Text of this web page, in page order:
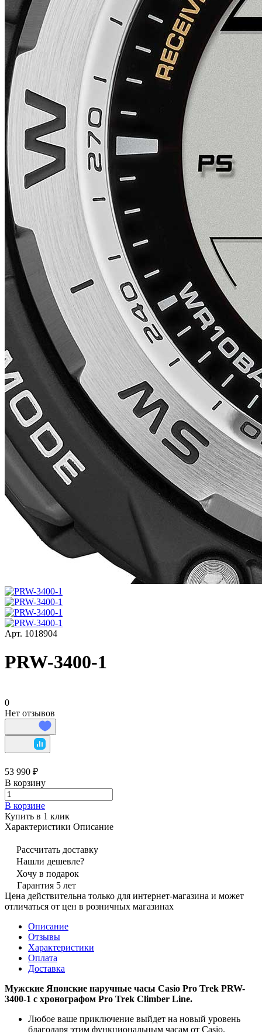
Арт. 1018904
PRW-3400-1
0
Нет отзывов
53 990 ₽
В корзину
В корзине
Купить в 1 клик
Характеристики Описание
Рассчитать доставку
Нашли дешевле?
Хочу в подарок
Гарантия 5 лет
Цена действительна только для интернет-магазина и может
отличаться от цен в розничных магазинах
Описание
Отзывы
Характеристики
Оплата
Доставка
Мужские Японские наручные часы Casio Pro Trek PRW-
3400-1 с хронографом Pro Trek Climber Line.
Любое ваше приключение выйдет на новый уровень
благодаря этим функциональным часам от Casio.